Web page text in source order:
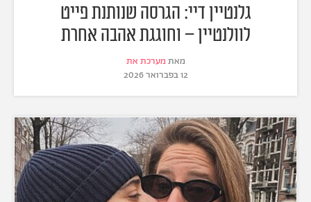
גלנטיין דיי: הגרסה שנותנת פייט
לוולנטיין – וחוגגת אהבה אחרת
מאת מערכת את
12 בפברואר 2026